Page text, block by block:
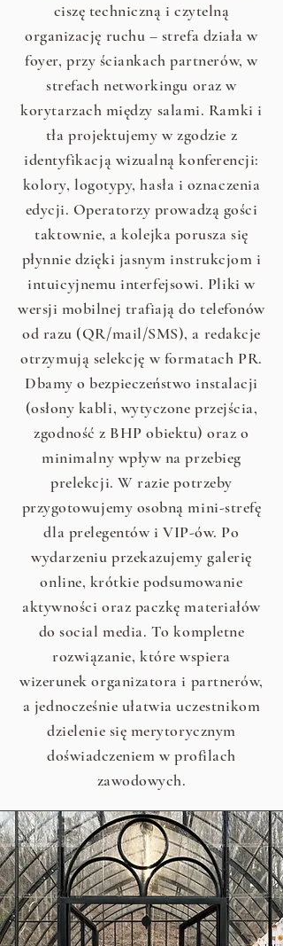
ciszę techniczną i czytelną
organizację ruchu – strefa działa w
foyer, przy ściankach partnerów, w
strefach networkingu oraz w
korytarzach między salami. Ramki i
tła projektujemy w zgodzie z
identyfikacją wizualną konferencji:
kolory, logotypy, hasła i oznaczenia
edycji. Operatorzy prowadzą gości
taktownie, a kolejka porusza się
płynnie dzięki jasnym instrukcjom i
intuicyjnemu interfejsowi. Pliki w
wersji mobilnej trafiają do telefonów
od razu (QR/mail/SMS), a redakcje
otrzymują selekcję w formatach PR.
Dbamy o bezpieczeństwo instalacji
(osłony kabli, wytyczone przejścia,
zgodność z BHP obiektu) oraz o
minimalny wpływ na przebieg
prelekcji. W razie potrzeby
przygotowujemy osobną mini-strefę
dla prelegentów i VIP-ów. Po
wydarzeniu przekazujemy galerię
online, krótkie podsumowanie
aktywności oraz paczkę materiałów
do social media. To kompletne
rozwiązanie, które wspiera
wizerunek organizatora i partnerów,
a jednocześnie ułatwia uczestnikom
dzielenie się merytorycznym
doświadczeniem w profilach
zawodowych.